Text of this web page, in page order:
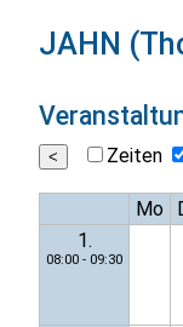
JAHN
Zeiten
Mo
1.
08:00 - 09:30